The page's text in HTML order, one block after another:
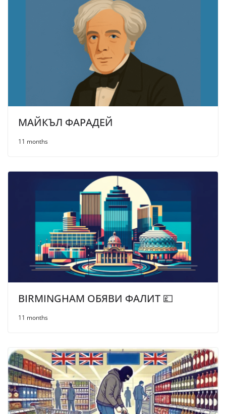
МАЙКЪЛ ФАРАДЕЙ
11 months
BIRMINGHAM ОБЯВИ ФАЛИТ 💷
11 months